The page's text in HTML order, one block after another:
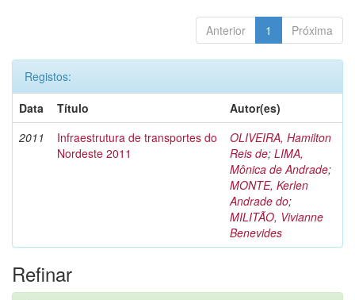
Anterior 1 Próxima
Registos:
Data
Título
Autor(es)
2011
Infraestrutura de transportes do
Nordeste 2011
OLIVEIRA, Hamilton
Reis de; LIMA,
Mônica de Andrade;
MONTE, Kerlen
Andrade do;
MILITÃO, Vivianne
Benevides
Refinar